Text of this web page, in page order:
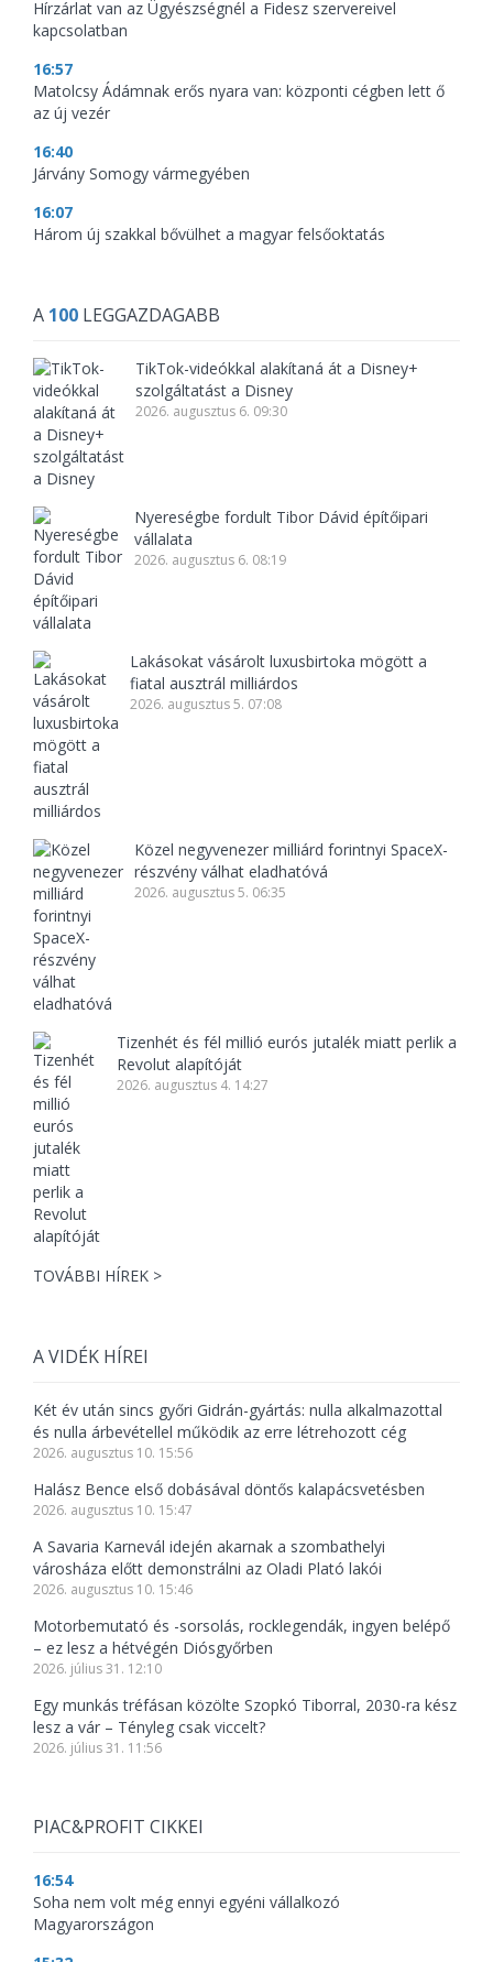
Hírzárlat van az Ügyészségnél a Fidesz szervereivel
kapcsolatban
16:57
Matolcsy Ádámnak erős nyara van: központi cégben lett ő
az új vezér
16:40
Járvány Somogy vármegyében
16:07
Három új szakkal bővülhet a magyar felsőoktatás
A 100 LEGGAZDAGABB
TikTok-videókkal alakítaná át a Disney+
szolgáltatást a Disney
2026. augusztus 6. 09:30
Nyereségbe fordult Tibor Dávid építőipari
vállalata
2026. augusztus 6. 08:19
Lakásokat vásárolt luxusbirtoka mögött a
fiatal ausztrál milliárdos
2026. augusztus 5. 07:08
Közel negyvenezer milliárd forintnyi SpaceX-
részvény válhat eladhatóvá
2026. augusztus 5. 06:35
Tizenhét és fél millió eurós jutalék miatt perlik a
Revolut alapítóját
2026. augusztus 4. 14:27
TOVÁBBI HÍREK >
A VIDÉK HÍREI
Két év után sincs győri Gidrán-gyártás: nulla alkalmazottal
és nulla árbevétellel működik az erre létrehozott cég
2026. augusztus 10. 15:56
Halász Bence első dobásával döntős kalapácsvetésben
2026. augusztus 10. 15:47
A Savaria Karnevál idején akarnak a szombathelyi
városháza előtt demonstrálni az Oladi Plató lakói
2026. augusztus 10. 15:46
Motorbemutató és -sorsolás, rocklegendák, ingyen belépő
– ez lesz a hétvégén Diósgyőrben
2026. július 31. 12:10
Egy munkás tréfásan közölte Szopkó Tiborral, 2030-ra kész
lesz a vár – Tényleg csak viccelt?
2026. július 31. 11:56
PIAC&PROFIT CIKKEI
16:54
Soha nem volt még ennyi egyéni vállalkozó
Magyarországon